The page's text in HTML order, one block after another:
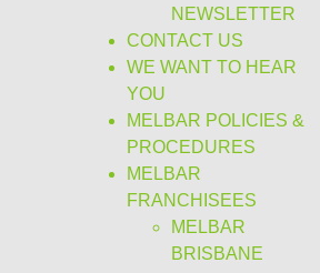
NEWSLETTER
CONTACT US
WE WANT TO HEAR
YOU
MELBAR POLICIES &
PROCEDURES
MELBAR
FRANCHISEES
MELBAR
BRISBANE